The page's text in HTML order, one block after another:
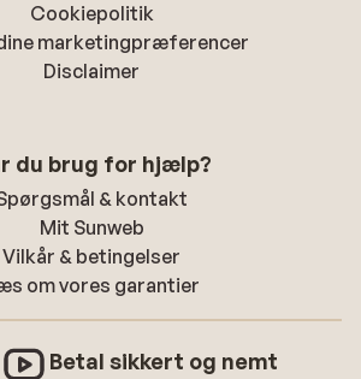
Cookiepolitik
marketingpræferencer
Disclaimer
du brug for hjælp?
& kontakt
Mit Sunweb
Vilkår & betingelser
om vores garantier
Betal sikkert og nemt